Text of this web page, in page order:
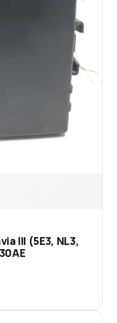
III (5E3, NL3,